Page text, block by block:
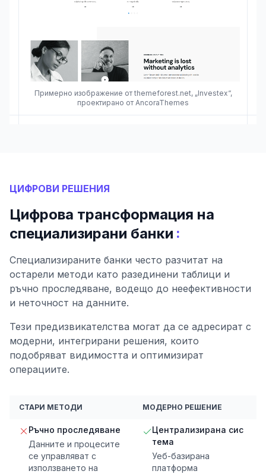
Примерно изображение от themeforest.net, „Investex“,
проектирано от AncoraThemes
ЦИФРОВИ РЕШЕНИЯ
Цифрова трансформация на
специализирани банки :
Специализираните банки често разчитат на
остарели методи като разединени таблици и
ръчно проследяване, водещо до неефективности
и неточност на данните.
Тези предизвикателства могат да се адресират с
модерни, интегрирани решения, които
подобряват видимостта и оптимизират
операциите.
СТАРИ МЕТОДИ МОДЕРНО РЕШЕНИЕ
Ръчно проследяване
Данните и процесите
се управляват с
използването на
Централизирана сис
тема
Уеб-базирана
платформа